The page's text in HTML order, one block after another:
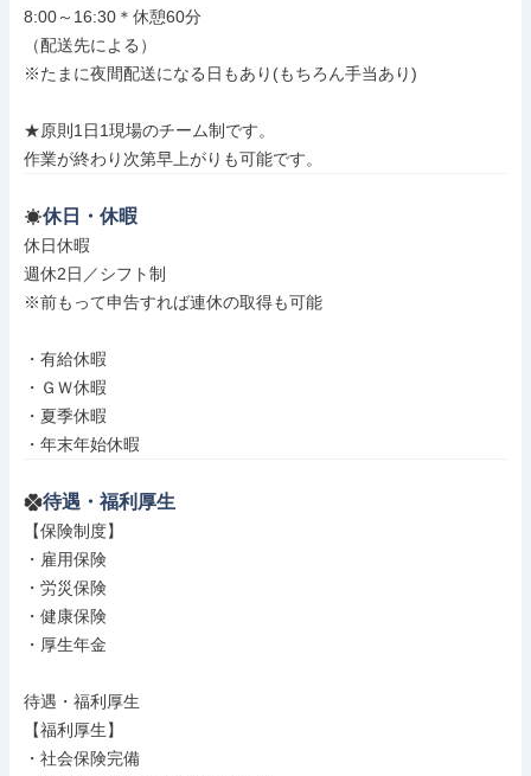
8:00～16:30＊休憩60分
（配送先による）
※たまに夜間配送になる日もあり(もちろん手当あり)
★原則1日1現場のチーム制です。
作業が終わり次第早上がりも可能です。
休日・休暇
休日休暇
週休2日／シフト制
※前もって申告すれば連休の取得も可能
・有給休暇
・ＧＷ休暇
・夏季休暇
・年末年始休暇
待遇・福利厚生
【保険制度】
・雇用保険
・労災保険
・健康保険
・厚生年金
待遇・福利厚生
【福利厚生】
・社会保険完備